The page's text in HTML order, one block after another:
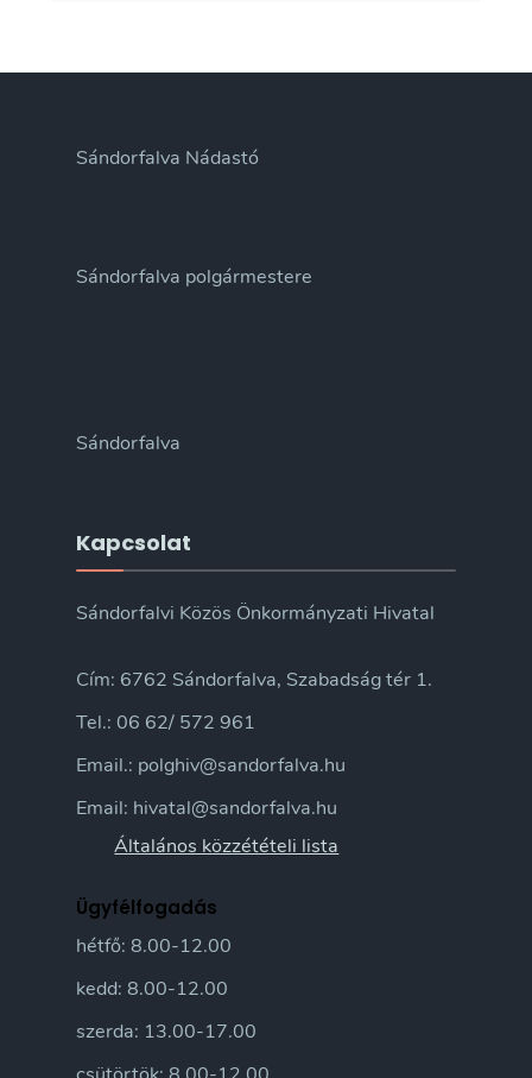
Sándorfalva Nádastó
Sándorfalva polgármestere
Sándorfalva
Kapcsolat
Sándorfalvi Közös Önkormányzati Hivatal
Cím: 6762 Sándorfalva, Szabadság tér 1.
Tel.: 06 62/ 572 961
Email.: polghiv@sandorfalva.hu
Email: hivatal@sandorfalva.hu
Általános közzétételi lista
Ügyfélfogadás
hétfő: 8.00-12.00
kedd: 8.00-12.00
szerda: 13.00-17.00